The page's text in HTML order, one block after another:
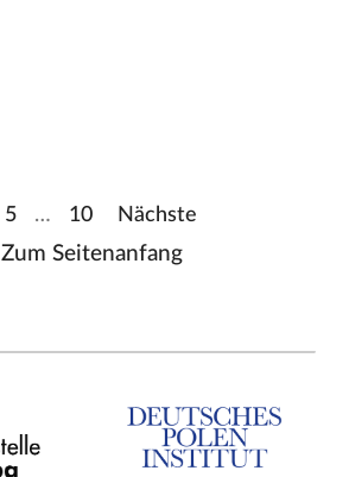
5 … 10 Nächste
Zum Seitenanfang